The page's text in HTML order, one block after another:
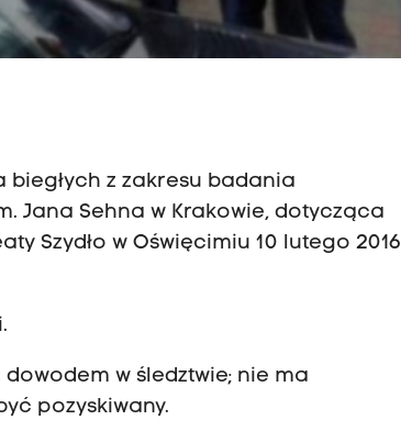
biegłych z zakresu badania
Jana Sehna w Krakowie, dotycząca
Szydło w Oświęcimiu 10 lutego 2016
w śledztwie; nie ma
pozyskiwany.